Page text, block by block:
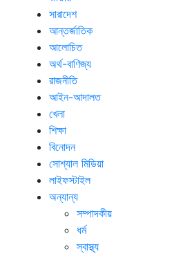
সারাদেশ
আন্তর্জাতিক
আলোচিত
অর্থ-বাণিজ্য
রাজনীতি
আইন-আদালত
খেলা
শিক্ষা
বিনোদন
সোশ্যাল মিডিয়া
লাইফস্টাইল
অন্যান্য
সম্পাদকীয়
ধর্ম
স্বাস্থ্য